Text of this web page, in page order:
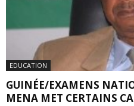
EDUCATION
GUINÉE/EXAMENS
MENA MET CERTAINS